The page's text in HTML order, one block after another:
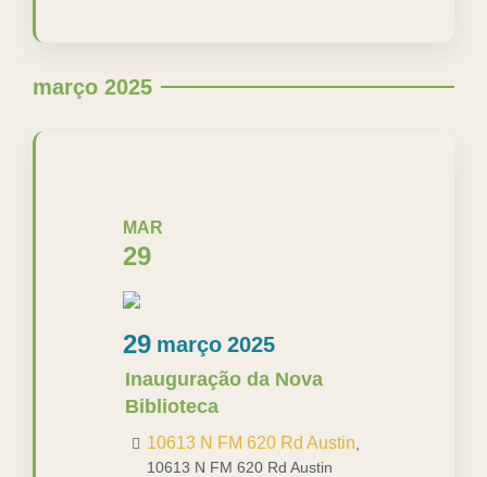
março 2025
MAR
29
29 março 2025
Inauguração da Nova
Biblioteca
10613 N FM 620 Rd Austin
10613 N FM 620 Rd Austin